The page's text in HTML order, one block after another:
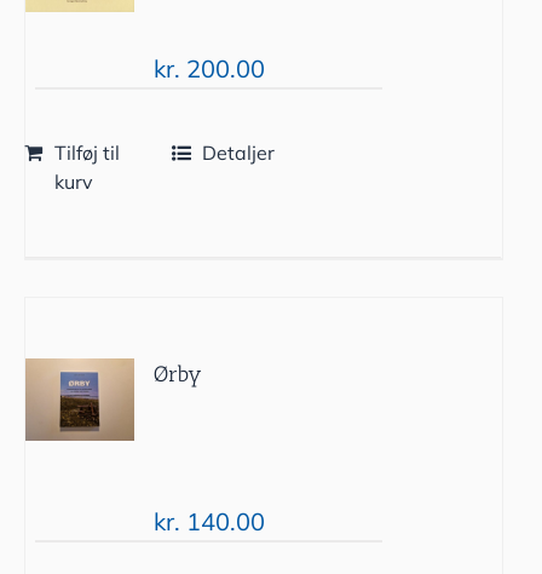
kr. 200.00
Tilføj til
kurv
Detaljer
Ørby
kr. 140.00